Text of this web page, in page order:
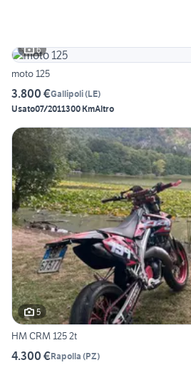
6
moto 125
3.800 €Gallipoli(LE)
Usato07/2011300 KmAltro
5
HM CRM 125 2t
4.300 €Rapolla (PZ)